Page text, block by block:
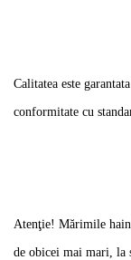
Calitatea este
conformitate cu
Atenţie! Mărimile
de obicei mai mari, la